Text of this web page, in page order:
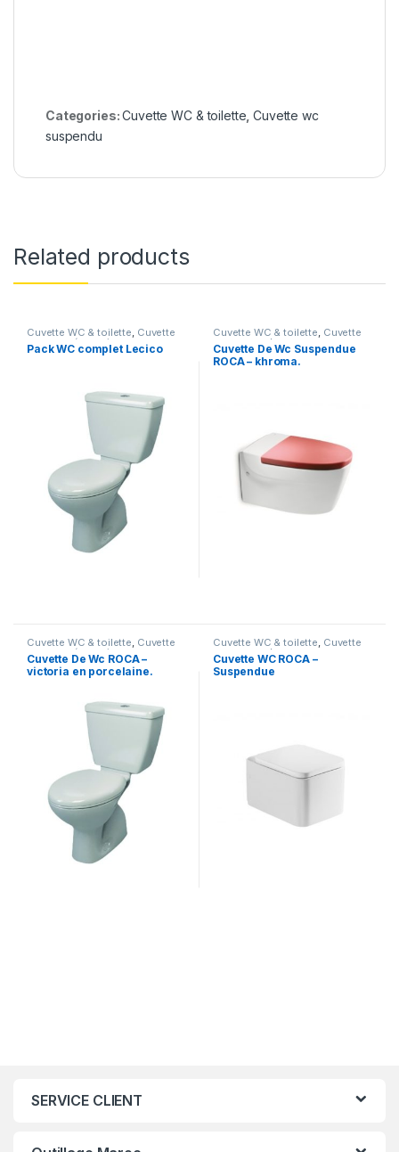
Categories:Cuvette WC & toilette ,Cuvette wc
suspendu
Related products
Cuvette WC & toilette, Cuvette
wc avec réservoir
Pack WC complet Lecico
Cuvette WC & toilette, Cuvette
wc suspendu
Cuvette De Wc Suspendue
ROCA – khroma.
Cuvette WC & toilette, Cuvette
wc avec réservoir
Cuvette De Wc ROCA –
victoria en porcelaine.
Cuvette WC & toilette, Cuvette
wc suspendu
Cuvette WC ROCA –
Suspendue
SERVICE CLIENT